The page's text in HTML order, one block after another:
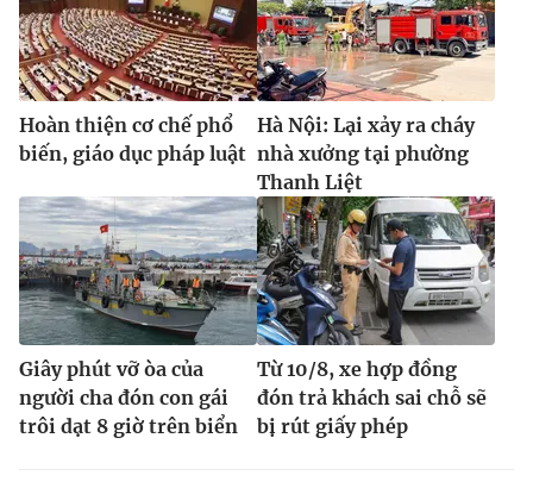
Hoàn thiện cơ chế phổ
biến, giáo dục pháp luật
Hà Nội: Lại xảy ra cháy
nhà xưởng tại phường
Thanh Liệt
Giây phút vỡ òa của
người cha đón con gái
trôi dạt 8 giờ trên biển
Từ 10/8, xe hợp đồng
đón trả khách sai chỗ sẽ
bị rút giấy phép